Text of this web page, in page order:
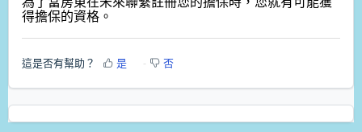
為了當房東在未來聯繫註冊您的擔保時，您就有可能獲
得擔保的資格。
這是否有幫助？ 是 否